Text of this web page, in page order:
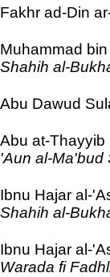
Fakhr ad-Din
Muhammad
Shahih al-
Abu Dawud
Abu at-Thayyib
'Aun al-Ma'bud
Ibnu Hajar al-
Shahih al-
Ibnu Hajar al-
Warada fi